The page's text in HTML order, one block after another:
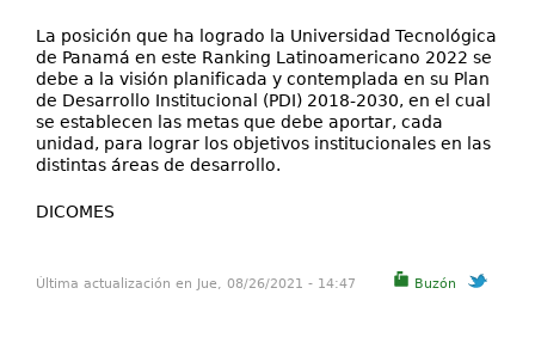
La posición que ha logrado la Universidad Tecnológica
de Panamá en este Ranking Latinoamericano 2022 se
debe a la visión planificada y contemplada en su Plan
de Desarrollo Institucional (PDI) 2018-2030, en el cual
se establecen las metas que debe aportar, cada
unidad, para lograr los objetivos institucionales en las
distintas áreas de desarrollo.
DICOMES
Buzón
Última actualización en Jue, 08/26/2021 - 14:47